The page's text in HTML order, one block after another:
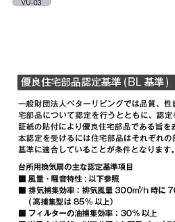
YMP20-345 SI
YMP30-345 W
YMP30-345 SI